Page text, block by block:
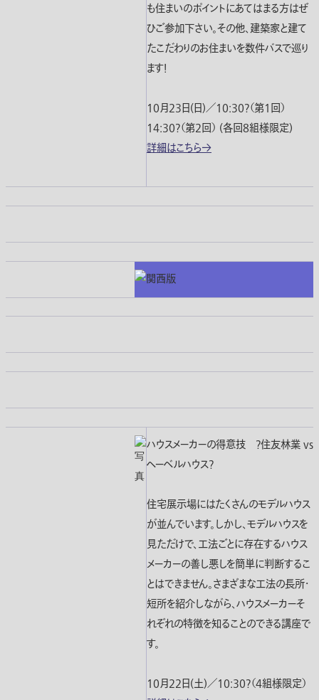
も住まいのポイントにあてはまる方はぜ
ひご参加下さい。その他、建築家と建て
たこだわりのお住まいを数件バスで巡り
ます！
10月23日(日)／10:30?（第1回）
14:30?（第2回） (各回8組様限定)
詳細はこちら→
ハウスメーカーの得意技 ?住友林業 vs
ヘーベルハウス?
住宅展示場にはたくさんのモデルハウス
が並んでいます。しかし、モデルハウスを
見ただけで、工法ごとに存在するハウス
メーカーの善し悪しを簡単に判断するこ
とはできません。さまざまな工法の長所・
短所を紹介しながら、ハウスメーカーそ
れぞれの特徴を知ることのできる講座で
す。
10月22日(土)／10:30?（4組様限定）